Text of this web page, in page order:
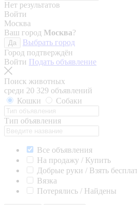
Нет результатов
Войти
Москва
Ваш город Москва?
Да
Выбрать город
Город подтверждён
Войти Подать объявление
Поиск животных
среди 20 329 объявлений
Кошки
Собаки
Тип объявления
Все объявления
На продажу / Купить
Добрые руки / Взять
Вязка
Потерялись / Найдены